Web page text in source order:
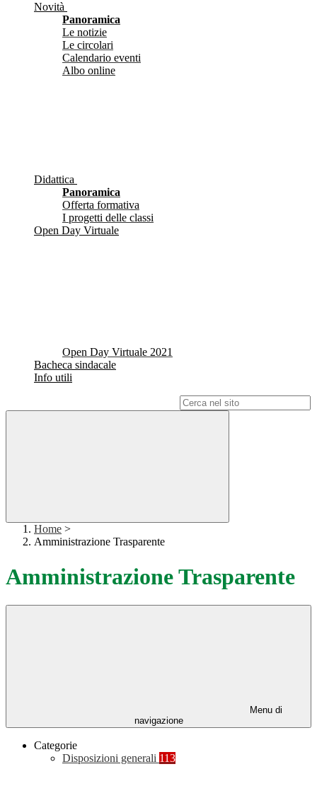
Novità
Panoramica
Le notizie
Le circolari
Calendario eventi
Albo online
Didattica
Panoramica
Offerta formativa
I progetti delle classi
Open Day Virtuale
Open Day Virtuale 2021
Bacheca sindacale
Info utili
Home >
Amministrazione Trasparente
Amministrazione Trasparente
Menu di
navigazione
Categorie
Disposizioni generali 113